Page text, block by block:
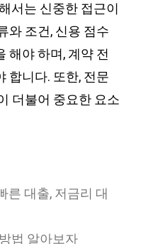
서는 신중한 접근이
와 조건, 신용 점수
해야 하며, 계약 전
합니다. 또한, 전문
더불어 중요한 요소
른 대출, 저금리 대
법 알아보자